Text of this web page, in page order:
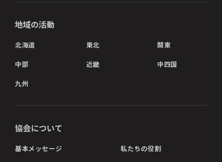
地域の活動
北海道 東北 関東
中部 近畿 中四国
九州
協会について
基本メッセージ 私たちの役割